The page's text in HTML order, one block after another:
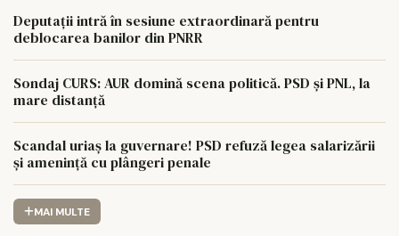
Deputații intră în sesiune extraordinară pentru
deblocarea banilor din PNRR
Sondaj CURS: AUR domină scena politică. PSD și PNL, la
mare distanță
Scandal uriaș la guvernare! PSD refuză legea salarizării
și amenință cu plângeri penale
MAI MULTE